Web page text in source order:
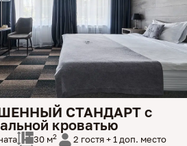
СТАНДАРТ с
кроватью
30 м2 2 гостя + 1 доп. место